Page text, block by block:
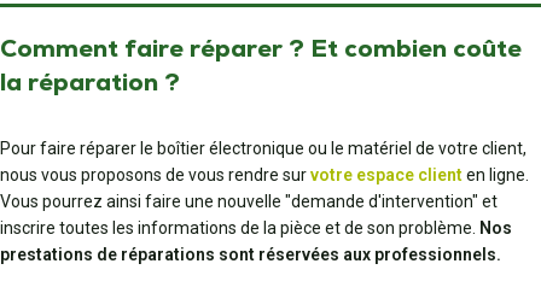
Comment faire réparer ? Et combien coûte
la réparation ?
Pour faire réparer le boîtier électronique ou le matériel de votre client,
nous vous proposons de vous rendre survotre espace clienten ligne.
Vous pourrez ainsi faire une nouvelle "demande d'intervention" et
inscrire toutes les informations de la pièce et de son problème. Nos
prestations de réparations sont réservées aux professionnels.